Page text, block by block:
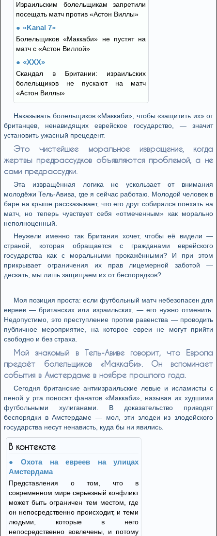
Израильским болельщикам запретили
посещать матч против «Астон Виллы»
«Kanal 7»
Болельщиков «Маккаби» не пустят на
матч с «Астон Виллой»
«XXX»
Скандал в Британии: израильских
болельщиков не пускают на матч
«Астон Виллы»
Наказывать болельщиков «Маккаби», чтобы «защитить их» от
британцев, ненавидящих еврейское государство, — значит
установить ужасный прецедент.
Это чистейшее моральное извращение, когда
жертвы предрассудков объявляются проблемой, а не
сами предрассудки.
Эта извращённая логика не ускользает от внимания
молодёжи Тель-Авива, где я сейчас работаю. Молодой человек в
баре на крыше рассказывает, что его друг собирался поехать на
матч, но теперь чувствует себя «отмеченным» как морально
неполноценный.
Неужели именно так Британия хочет, чтобы её видели —
страной, которая обращается с гражданами еврейского
государства как с моральными прокажёнными? И при этом
прикрывает ограничения их прав лицемерной заботой —
дескать, мы лишь защищаем их от беспорядков?
Моя позиция проста: если футбольный матч небезопасен для
евреев — британских или израильских, — его нужно отменить.
Недопустимо, это преступление против равенства — проводить
публичное мероприятие, на которое евреи не могут прийти
свободно и без страха.
Мой знакомый в Тель-Авиве говорит, что Европа
предаёт болельщиков «Маккаби». Он вспоминает
события в Амстердаме в ноябре прошлого года.
Сегодня британские антиизраильские левые и исламисты с
пеной у рта поносят фанатов «Маккаби», называя их худшими
футбольными хулиганами. В доказательство приводят
беспорядки в Амстердаме — мол, эти злодеи из злодейского
государства несут ненависть, куда бы ни явились.
В контексте
Охота на евреев на улицах
Амстердама
Представления о том, что в
современном мире серьезный конфликт
может быть ограничен тем местом, где
он непосредственно происходит, и теми
людьми, которые в него
непосредственно вовлечены, и потому